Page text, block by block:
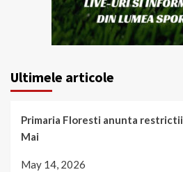
Ultimele articole
Primaria Floresti anunta
Mai
May 14, 2026